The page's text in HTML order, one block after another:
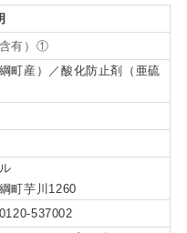
有）①
町産）／酸化防止剤（亜硫
町芋川1260
537002